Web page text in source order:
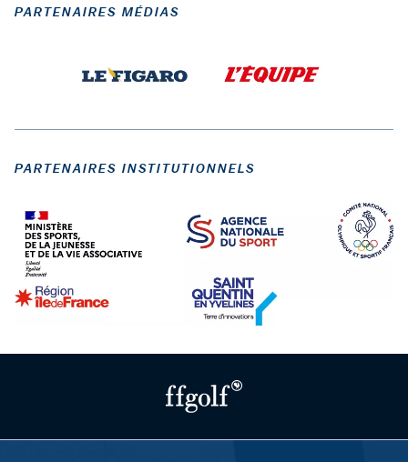
PARTENAIRES MÉDIAS
PARTENAIRES INSTITUTIONNELS